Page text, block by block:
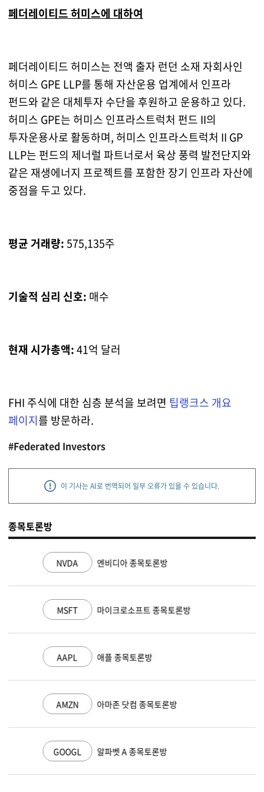
페더레이티드 허미스에 대하여
페더레이티드 허미스는 전액 출자 런던 소재 자회사인
허미스 GPE LLP를 통해 자산운용 업계에서 인프라
펀드와 같은 대체투자 수단을 후원하고 운용하고 있다.
허미스 GPE는 허미스 인프라스트럭처 펀드 II의
투자운용사로 활동하며, 허미스 인프라스트럭처 II GP
LLP는 펀드의 제너럴 파트너로서 육상 풍력 발전단지와
같은 재생에너지 프로젝트를 포함한 장기 인프라 자산에
중점을 두고 있다.
평균 거래량:575,135주
기술적 심리 신호: 매수
현재 시가총액:41억 달러
FHI 주식에 대한 심층 분석을 보려면 팁랭크스 개요
페이지를 방문하라.
#Federated Investors
이 기사는 AI로 번역되어 일부 오류가 있을 수 있습니다.
종목토론방
NVDA 엔비디아 종목토론방
MSFT 마이크로소프트 종목토론방
AAPL 애플 종목토론방
AMZN 아마존 닷컴 종목토론방
GOOGL 알파벳 A 종목토론방